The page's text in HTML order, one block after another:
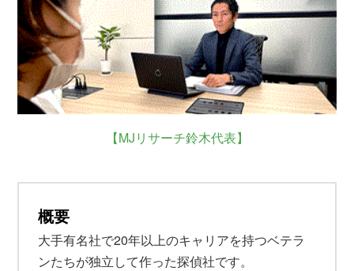
【MJリサーチ鈴木代表】
概要
大手有名社で20年以上のキャリアを持つベテラ
ンたちが独立して作った探偵社です。